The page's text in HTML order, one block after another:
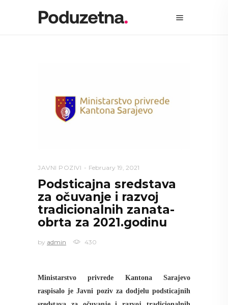
JAVNI POZIVI February 19, 2021
Podsticajna sredstava
za očuvanje i razvoj
tradicionalnih zanata-
obrta za 2021.godinu
by admin 430
Ministarstvo privrede Kantona Sarajevo
raspisalo je Javni poziv za dodjelu podsticajnih